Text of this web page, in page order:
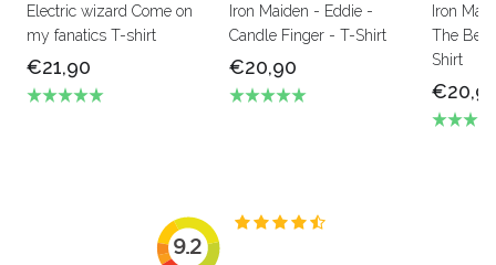
Electric wizard Come on
my fanatics T-shirt
€21,90
Iron Maiden - Eddie -
Candle Finger - T-Shirt
€20,90
Iron
The
Shirt